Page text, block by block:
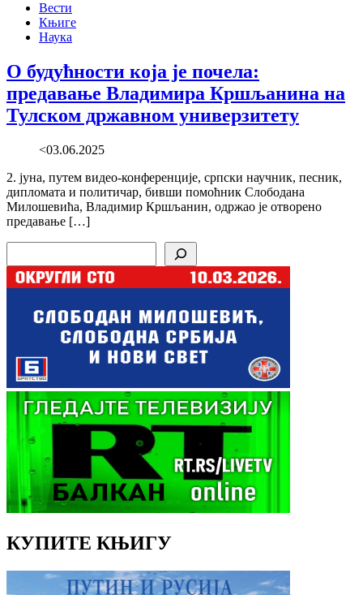
Вести
Књиге
Наука
О будућности која је почела:
предавање Владимира Кршљанина на
Тулском државном универзитету
<03.06.2025
2. јуна, путем видео-конференције, српски научник, песник,
дипломата и политичар, бивши помоћник Слободана
Милошевића, Владимир Кршљанин, одржао је отворено
предавање […]
КУПИТЕ КЊИГУ